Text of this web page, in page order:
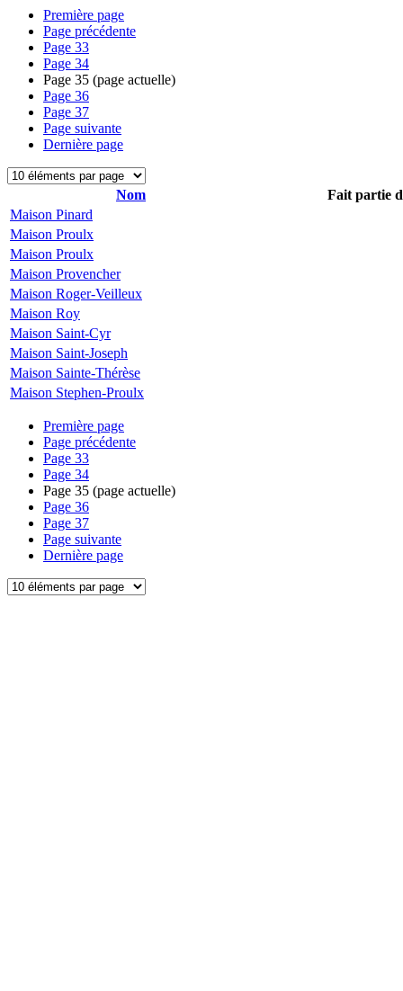
Première page
Page précédente
Page 33
Page 34
Page 35 (page actuelle)
Page 36
Page 37
Page suivante
Dernière page
Nom
Fait partie
Maison Pinard
Maison Proulx
Maison Proulx
Maison Provencher
Maison Roger-Veilleux
Maison Roy
Maison Saint-Cyr
Maison Saint-Joseph
Maison Sainte-Thérèse
Maison Stephen-Proulx
Première page
Page précédente
Page 33
Page 34
Page 35 (page actuelle)
Page 36
Page 37
Page suivante
Dernière page